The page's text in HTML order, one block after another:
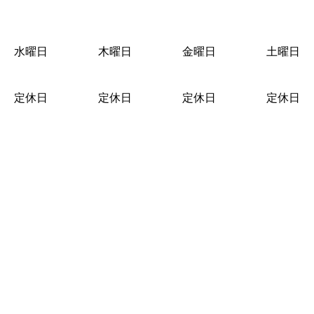
水曜日 木曜日 金曜日 土曜日
定休日 定休日 定休日 定休日